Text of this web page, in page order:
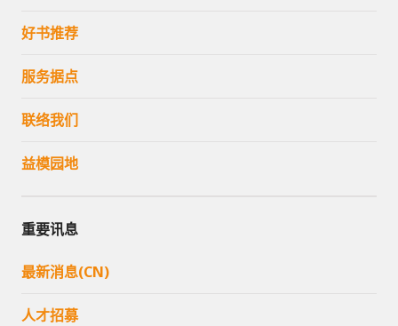
好书推荐
服务据点
联络我们
益模园地
重要讯息
最新消息(CN)
人才招募